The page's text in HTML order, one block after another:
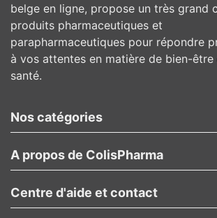
belge en ligne, propose un très grand
produits pharmaceutiques et
parapharmaceutiques pour répondre
à vos attentes en matière de bien-être
santé.
Nos catégories
A propos de ColisPharma
Centre d'aide et contact